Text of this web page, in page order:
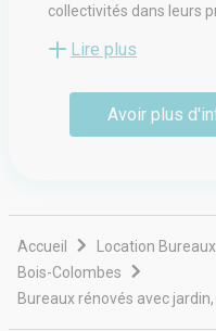
collectivités dans leurs
territoire, Arthur Loyd
adaptés aux besoins
Lire plus
Avoir plus
Accueil Location Bureaux
Bois-Colombes
Bureaux rénovés avec